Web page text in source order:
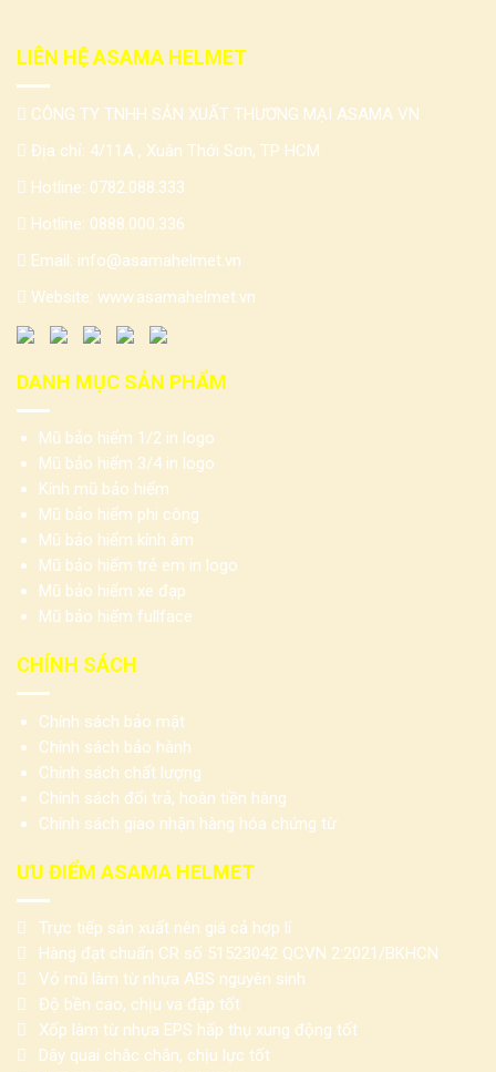
LIÊN HỆ ASAMA HELMET
CÔNG TY TNHH SẢN XUẤT THƯƠNG MẠI ASAMA VN
Địa chỉ: 4/11A , Xuân Thới Sơn, TP HCM
Hotline: 0782.088.333
Hotline: 0888.000.336
Email: info@asamahelmet.vn
Website: www.asamahelmet.vn
DANH MỤC SẢN PHẨM
Mũ bảo hiểm 1/2 in logo
Mũ bảo hiểm 3/4 in logo
Kính mũ bảo hiểm
Mũ bảo hiểm phi công
Mũ bảo hiểm kính âm
Mũ bảo hiểm trẻ em in logo
Mũ bảo hiểm xe đạp
Mũ bảo hiểm fullface
CHÍNH SÁCH
Chính sách bảo mật
Chính sách bảo hành
Chính sách chất lượng
Chính sách đổi trả, hoàn tiền hàng
Chính sách giao nhận hàng hóa chứng từ
ƯU ĐIỂM ASAMA HELMET
Trực tiếp sản xuất nên giá cả hợp lí
Hàng đạt chuẩn CR số 51523042 QCVN 2:2021/BKHCN
Vỏ mũ làm từ nhựa ABS nguyên sinh
Độ bền cao, chịu va đập tốt
Xốp làm từ nhựa EPS hấp thụ xung động tốt
Dây quai chắc chắn, chịu lực tốt